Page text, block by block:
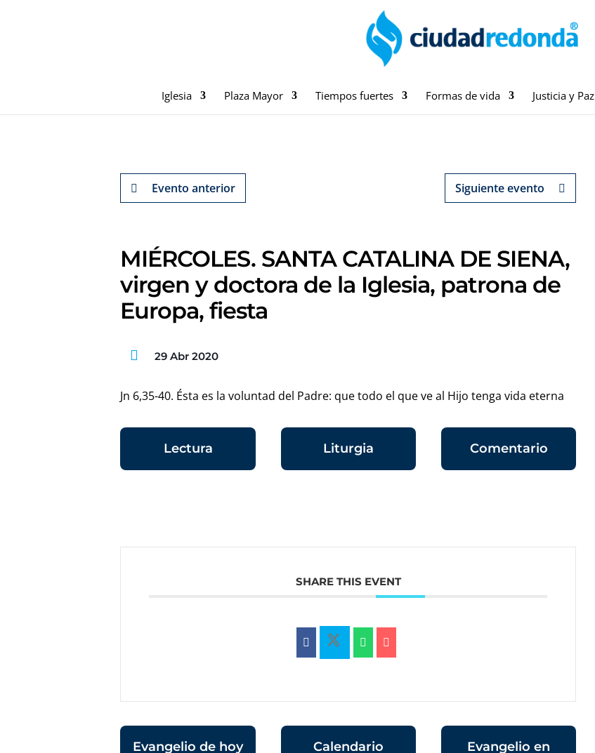
Iglesia Plaza Mayor Tiempos fuertes Formas de vida Justicia y Paz
Evento anterior Siguiente evento
MIÉRCOLES. SANTA CATALINA DE SIENA,
virgen y doctora de la Iglesia, patrona de
Europa, fiesta
29 Abr 2020
Jn 6,35-40. Ésta es la voluntad del Padre: que todo el que ve al Hijo tenga vida eterna
Lectura Liturgia Comentario
SHARE THIS EVENT
Evangelio de hoy Calendario
Evangelio en